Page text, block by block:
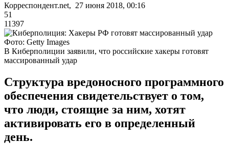
Корреспондент.net, 27 июня 2018, 00:16
51
11397
Фото: Getty Images
В Киберполиции заявили, что российские хакеры готовят
массированный удар
Структура вредоносного программного
обеспечения свидетельствует о том,
что люди, стоящие за ним, хотят
активировать его в определенный
день.